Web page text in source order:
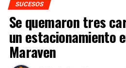
SUCESOS
Se quemaron tres
un estacionamiento
Maraven